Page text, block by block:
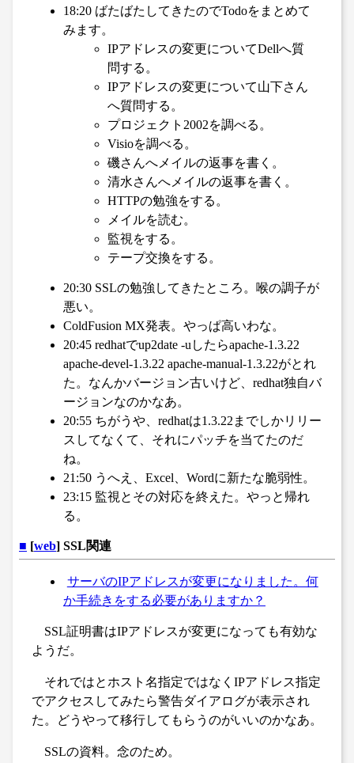
18:20 ばたばたしてきたのでTodoをまとめて
みます。
IPアドレスの変更についてDellへ質
問する。
IPアドレスの変更について山下さん
へ質問する。
プロジェクト2002を調べる。
Visioを調べる。
磯さんへメイルの返事を書く。
清水さんへメイルの返事を書く。
HTTPの勉強をする。
メイルを読む。
監視をする。
テープ交換をする。
20:30 SSLの勉強してきたところ。喉の調子が
悪い。
ColdFusion MX発表。やっぱ高いわな。
20:45 redhatでup2date -uしたらapache-1.3.22
apache-devel-1.3.22 apache-manual-1.3.22がとれ
た。なんかバージョン古いけど、redhat独自バ
ージョンなのかなあ。
20:55 ちがうや、redhatは1.3.22までしかリリー
スしてなくて、それにパッチを当てたのだ
ね。
21:50 うへえ、Excel、Wordに新たな脆弱性。
23:15 監視とその対応を終えた。やっと帰れ
る。
■ [web] SSL関連
サーバのIPアドレスが変更になりました。何
か手続きをする必要がありますか？
SSL証明書はIPアドレスが変更になっても有効な
ようだ。
それではとホスト名指定ではなくIPアドレス指定
でアクセスしてみたら警告ダイアログが表示され
た。どうやって移行してもらうのがいいのかなあ。
SSLの資料。念のため。